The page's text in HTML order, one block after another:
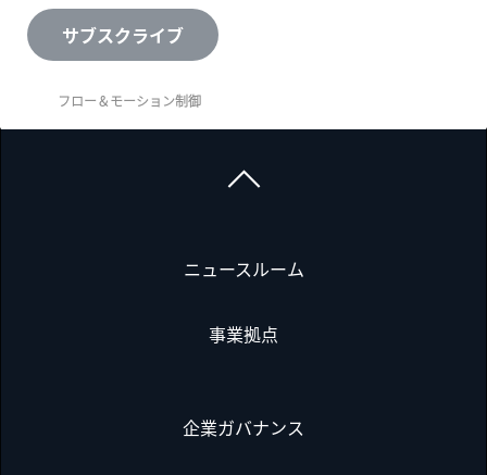
サブスクライブ
フロー＆モーション制御
ニュースルーム
事業拠点
企業ガバナンス